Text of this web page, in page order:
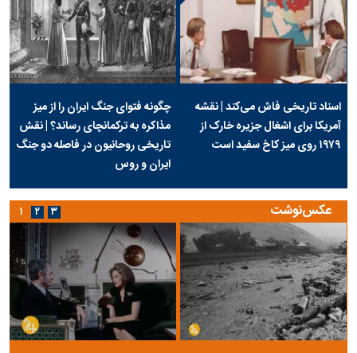
اسناد تاریخی فاش می‌کند | نقشه
آمریکا برای اشغال جزیره خارک از
۱۹۷۹ روی میز کاخ سفید است
چگونه فتوای جنگ ایران را از میز
مذاکره به ترکمانچای رساند؟ | نقش
تاریخی روحانیون در فاصله دو جنگ
ایران و روس
عکس‌نوشت ۱ ۲ ۳